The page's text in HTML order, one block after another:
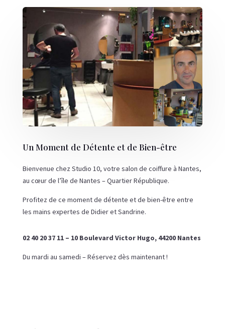
Un Moment de Détente et de Bien-être
Bienvenue chez Studio 10, votre salon de coiffure à Nantes,
au cœur de l’île de Nantes – Quartier République.
Profitez de ce moment de détente et de bien-être entre
les mains expertes de DidieretSandrine.
02 40 20 37 11 – 10 Boulevard Victor Hugo, 44200 Nantes
Du mardi au samedi – Réservez dès maintenant !